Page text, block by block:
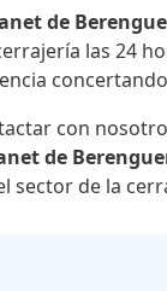
de
las 24
con
de
sector de la